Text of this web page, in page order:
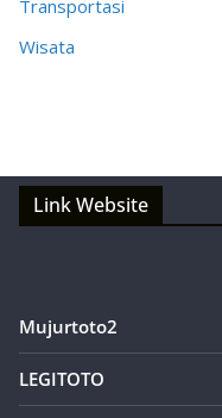
Transportasi
Wisata
Link Website
Mujurtoto2
LEGITOTO